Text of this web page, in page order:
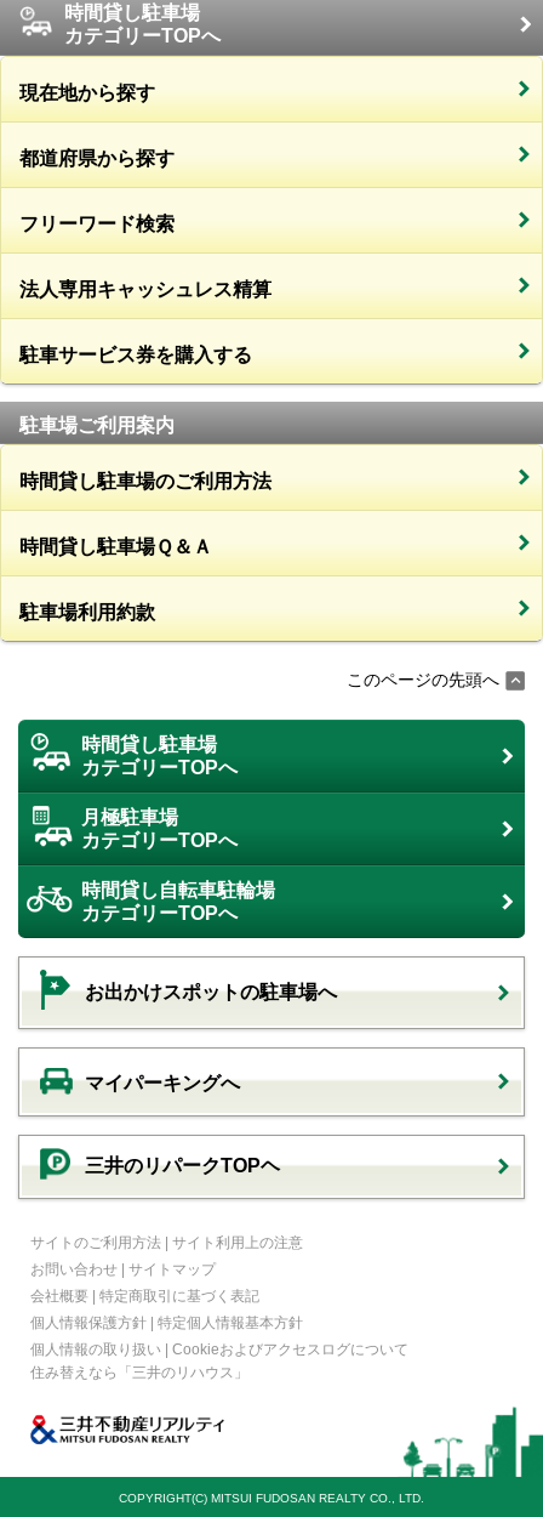
時間貸し駐車場
カテゴリーTOPへ
現在地から探す
都道府県から探す
フリーワード検索
法人専用キャッシュレス精算
駐車サービス券を購入する
駐車場ご利用案内
時間貸し駐車場のご利用方法
時間貸し駐車場Ｑ＆Ａ
駐車場利用約款
このページの先頭へ
時間貸し駐車場
カテゴリーTOPへ
月極駐車場
カテゴリーTOPへ
時間貸し自転車駐輪場
カテゴリーTOPへ
お出かけスポットの駐車場へ
マイパーキングへ
三井のリパークTOPヘ
サイトのご利用方法 | サイト利用上の注意
お問い合わせ | サイトマップ
会社概要 | 特定商取引に基づく表記
個人情報保護方針 | 特定個人情報基本方針
個人情報の取り扱い | Cookieおよびアクセスログについて
住み替えなら
「三井のリハウス」
COPYRIGHT(C) MITSUI FUDOSAN REALTY CO., LTD.